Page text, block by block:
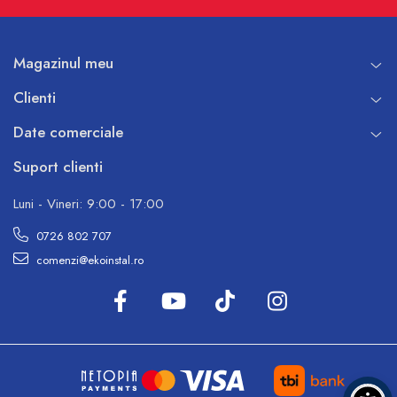
Pompe de caldura
Magazinul meu
Clienti
Date comerciale
Suport clienti
Luni - Vineri: 9:00 - 17:00
0726 802 707
comenzi@ekoinstal.ro